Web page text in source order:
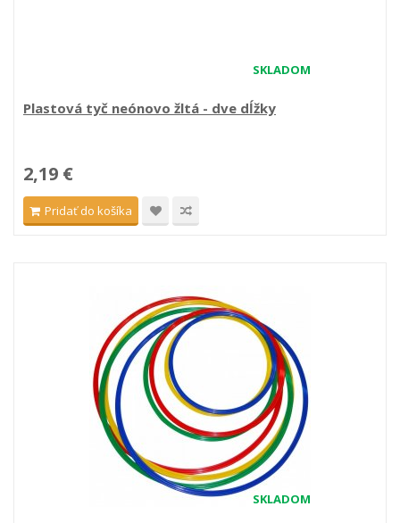
SKLADOM
Plastová tyč neónovo žltá - dve dĺžky
2,19 €
Pridať do košíka
SKLADOM